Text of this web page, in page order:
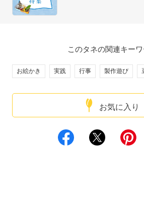
お気に入り
このタネの関連キーワ
お絵かき 実践 行事 製作遊び